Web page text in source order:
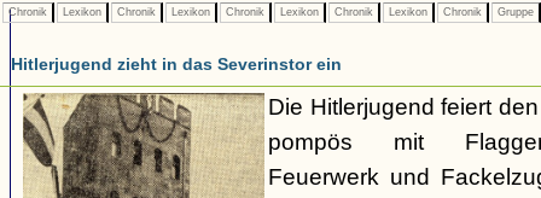
Chronik Lexikon Chronik Lexikon Chronik Lexikon Chronik Lexikon Chronik Gruppe
Hitlerjugend zieht in das Severinstor ein
Die Hitlerjugend feiert
pompös mit
Feuerwerk und